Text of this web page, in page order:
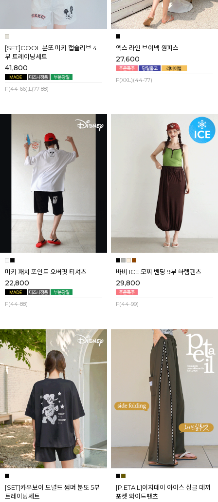
[SET]COOL 분또 미키 캡슬리브 4
부 트레이닝세트
41,800
F(44-66),L(77-88)
엑스 라인 브이넥 원피스
27,600
F(XXL)(44-77)
미키 패치 포인트 오버핏 티셔츠
22,800
F(44-88)
바비 ICE 모찌 밴딩 9부 하렘팬츠
29,800
F(44-99)
[SET]카우보이 도널드 썸머 분또 5부
트레이닝세트
[P.ETAIL]이지데이 아이스 싱글 데끼
포켓 와이드팬츠